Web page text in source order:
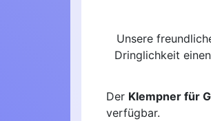
Unsere
Dringlichkeit
Der Klempner für
verfügbar.